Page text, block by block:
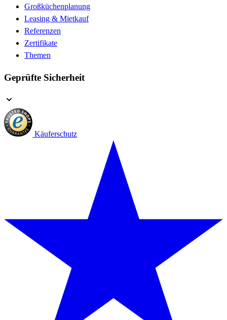
Großküchenplanung
Leasing & Mietkauf
Referenzen
Zertifikate
Themen
Geprüfte Sicherheit
Käuferschutz